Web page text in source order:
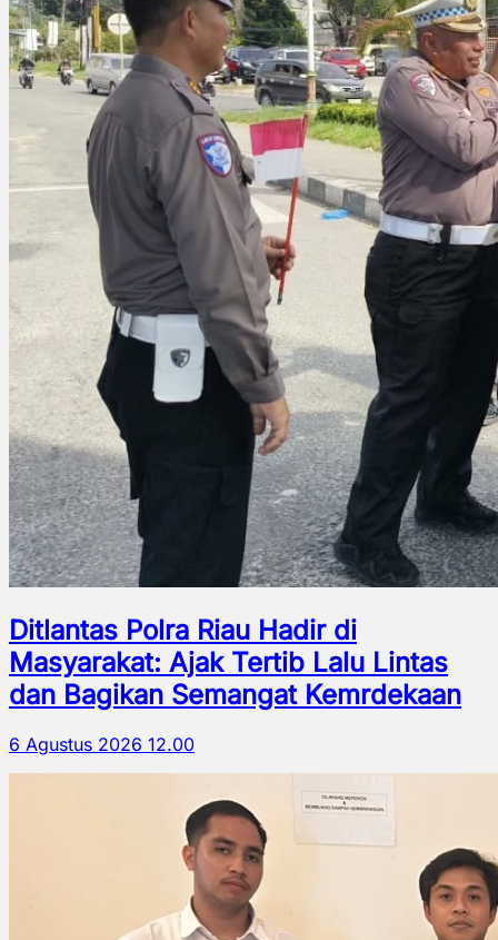
Ditlantas Polra Riau Hadir di
Masyarakat: Ajak Tertib Lalu Lintas
dan Bagikan Semangat Kemrdekaan
6 Agustus 2026 12.00